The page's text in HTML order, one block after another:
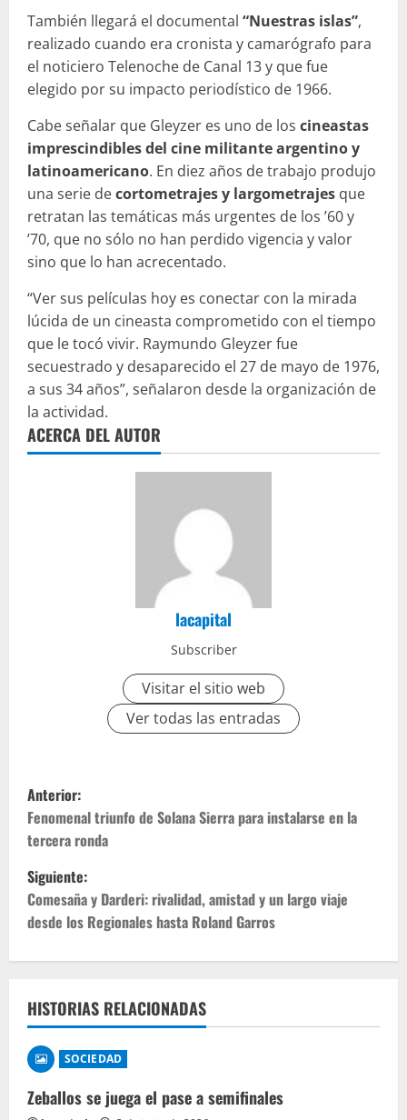
También llegará el documental “Nuestras islas”,
realizado cuando era cronista y camarógrafo para
el noticiero Telenoche de Canal 13 y que fue
elegido por su impacto periodístico de 1966.
Cabe señalar que Gleyzer es uno de los cineastas
imprescindibles del cine militante argentino y
latinoamericano. En diez años de trabajo produjo
una serie decortometrajes y largometrajes que
retratan las temáticas más urgentes de los ’60 y
’70, que no sólo no han perdido vigencia y valor
sino que lo han acrecentado.
“Ver sus películas hoy es conectar con la mirada
lúcida de un cineasta comprometido con el tiempo
que le tocó vivir. Raymundo Gleyzer fue
secuestrado y desaparecido el 27 de mayo de 1976,
a sus 34 años”, señalaron desde la organización de
la actividad.
ACERCA DEL AUTOR
lacapital
Subscriber
Visitar el sitio web
Ver todas las entradas
Anterior:
Fenomenal triunfo de Solana Sierra para instalarse en la
tercera ronda
Siguiente:
Comesaña y Darderi: rivalidad, amistad y un largo viaje
desde los Regionales hasta Roland Garros
HISTORIAS RELACIONADAS
SOCIEDAD
Zeballos se juega el pase a semifinales